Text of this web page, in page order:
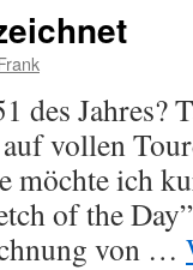
des Jahres?
vollen
möchte ich
of the
von …